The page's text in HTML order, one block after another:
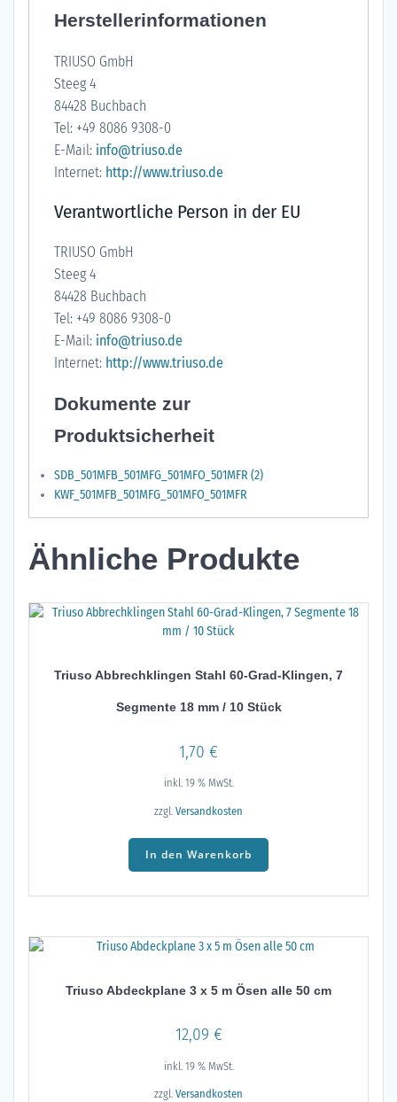
Herstellerinformationen
TRIUSO GmbH
Steeg 4
84428 Buchbach
Tel: +49 8086 9308-0
E-Mail: info@triuso.de
Internet: http://www.triuso.de
Verantwortliche Person in der EU
TRIUSO GmbH
Steeg 4
84428 Buchbach
Tel: +49 8086 9308-0
E-Mail: info@triuso.de
Internet: http://www.triuso.de
Dokumente zur
Produktsicherheit
SDB_501MFB_501MFG_501MFO_501MFR (2)
KWF_501MFB_501MFG_501MFO_501MFR
Ähnliche Produkte
Triuso Abbrechklingen Stahl 60-Grad-Klingen, 7
Segmente 18 mm / 10 Stück
1,70 €
inkl. 19 % MwSt.
zzgl. Versandkosten
In den Warenkorb
Triuso Abdeckplane 3 x 5 m Ösen alle 50 cm
12,09 €
inkl. 19 % MwSt.
zzgl. Versandkosten